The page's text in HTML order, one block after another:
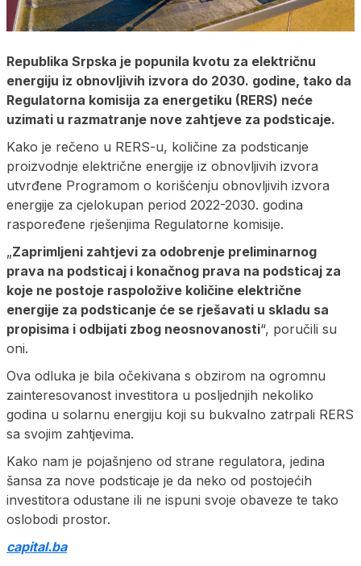
Republika Srpska je popunila kvotu za električnu
energiju iz obnovljivih izvora do 2030. godine, tako da
Regulatorna komisija za energetiku (RERS) neće
uzimati u razmatranje nove zahtjeve za podsticaje.
Kako je rečeno u RERS-u, količine za podsticanje
proizvodnje električne energije iz obnovljivih izvora
utvrđene Programom o korišćenju obnovljivih izvora
energije za cjelokupan period 2022-2030. godina
raspoređene rješenjima Regulatorne komisije.
„Zaprimljeni zahtjevi za odobrenje preliminarnog
prava na podsticaj i konačnog prava na podsticaj za
koje ne postoje raspoložive količine električne
energije za podsticanje će se rješavati u skladu sa
propisima i odbijati zbog neosnovanosti“, poručili su
oni.
Ova odluka je bila očekivana s obzirom na ogromnu
zainteresovanost investitora u posljednjih nekoliko
godina u solarnu energiju koji su bukvalno zatrpali RERS
sa svojim zahtjevima.
Kako nam je pojašnjeno od strane regulatora, jedina
šansa za nove podsticaje je da neko od postojećih
investitora odustane ili ne ispuni svoje obaveze te tako
oslobodi prostor.
capital.ba